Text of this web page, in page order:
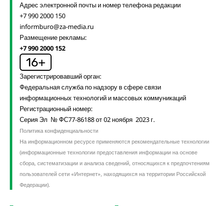
Адрес электронной почты и номер телефона редакции
+7 990 2000 150
informburo@za-media.ru
Размещение рекламы:
+7 990 2000 152
Зарегистрировавший орган:
Федеральная служба по надзору в сфере связи
информационных технологий и массовых коммуникаций
Регистрационный номер:
Серия Эл № ФС77-86188 от 02 ноября 2023 г.
Политика конфиденциальности
На информационном ресурсе применяются рекомендательные технологии
(информационные технологии предоставления информации на основе
сбора, систематизации и анализа сведений, относящихся к предпочтениям
пользователей сети «Интернет», находящихся на территории Российской
Федерации).